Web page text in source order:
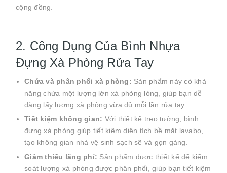
cộng đồng.
2. Công Dụng Của Bình Nhựa
Đựng Xà Phòng Rửa Tay
Chứa và phân phối xà phòng: Sản phẩm này có khả
năng chứa một lượng lớn xà phòng lỏng, giúp bạn dễ
dàng lấy lượng xà phòng vừa đủ mỗi lần rửa tay.
Tiết kiệm không gian: Với thiết kế treo tường, bình
đựng xà phòng giúp tiết kiệm diện tích bề mặt lavabo,
tạo không gian nhà vệ sinh sạch sẽ và gọn gàng.
Giảm thiểu lãng phí: Sản phẩm được thiết kế để kiểm
soát lượng xà phòng được phân phối, giúp bạn tiết kiệm